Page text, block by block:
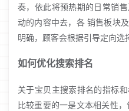
奏，依此将预热期的日常销
动的内容中去，各 销售板块
明确，顾客会根据引导定向选
如何优化搜索排名
关于宝贝主搜索排名的指标
比较重要的一是文本相关性，